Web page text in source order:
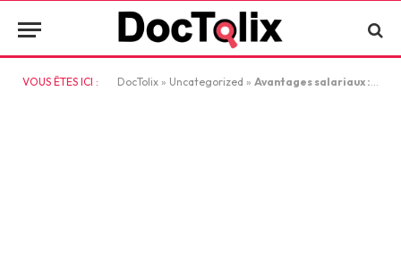
VOUS ÊTES ICI : DocTolix » Uncategorized » Avantages salariaux : stratégies efficaces pour motiver vos équipes toute l’année